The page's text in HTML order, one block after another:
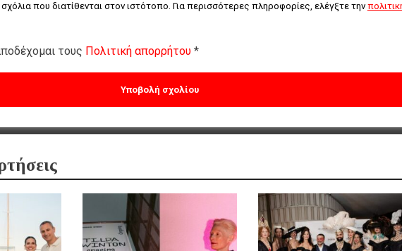
που διατίθενται στον ιστότοπο. Για περισσότερες πληροφορίες, ελέγξτε την
τους Πολιτική απορρήτου *